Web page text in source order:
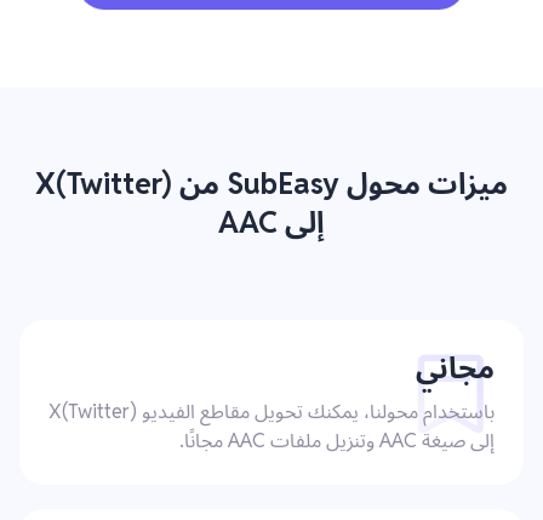
ميزات محول SubEasy من X(Twitter)
إلى AAC
مجاني
باستخدام محولنا، يمكنك تحويل مقاطع الفيديو X(Twitter)
إلى صيغة AAC وتنزيل ملفات AAC مجانًا.